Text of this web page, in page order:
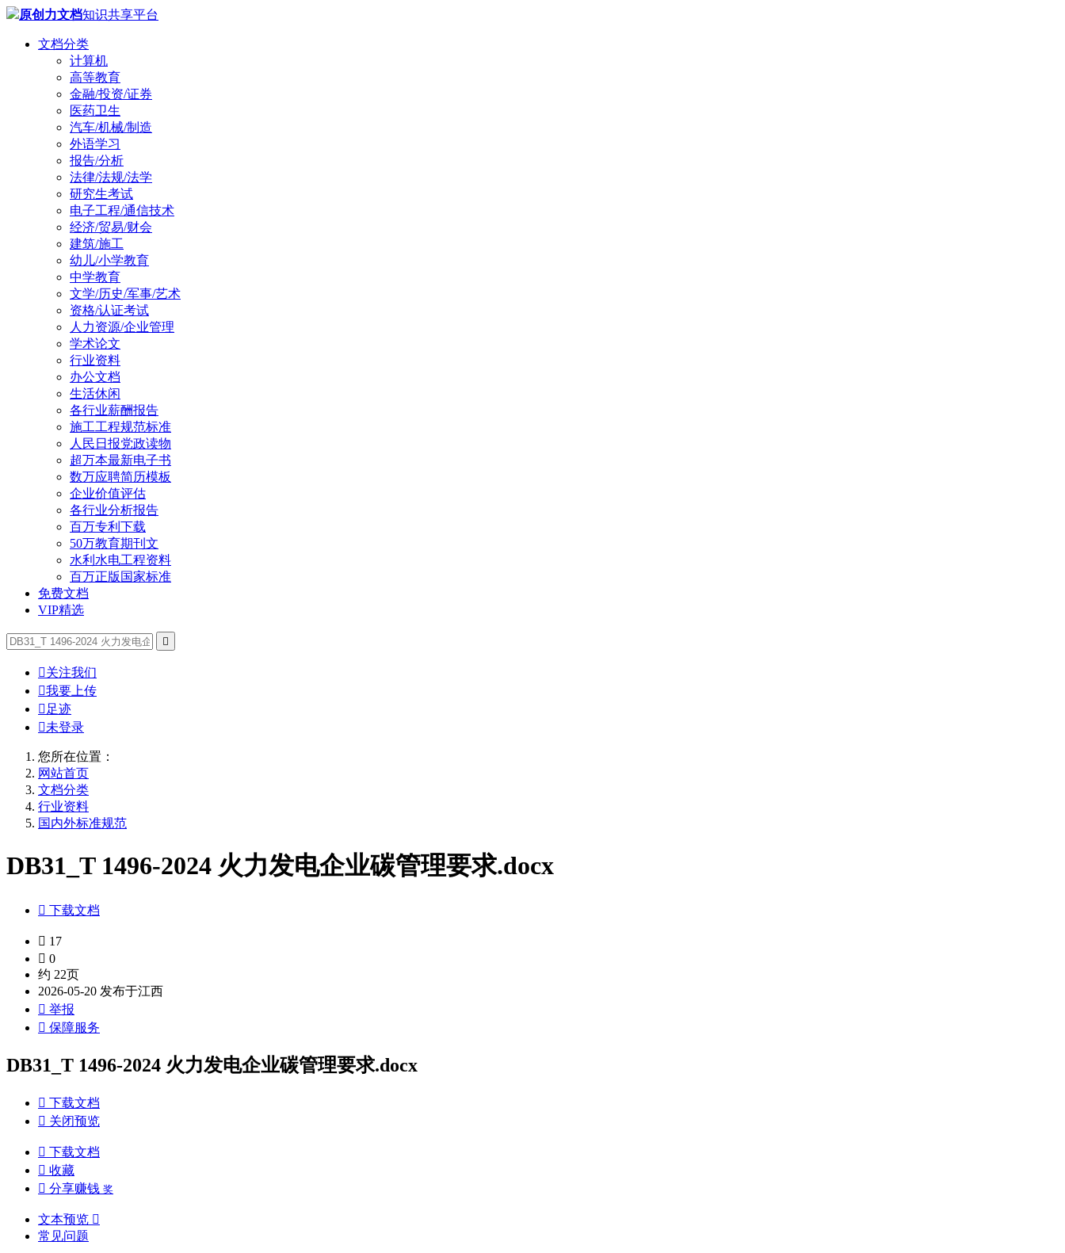
原创力文档知识共享平台
文档分类
计算机
高等教育
金融/投资/证券
医药卫生
汽车/机械/制造
外语学习
报告/分析
法律/法规/法学
研究生考试
电子工程/通信技术
经济/贸易/财会
建筑/施工
幼儿/小学教育
中学教育
文学/历史/军事/艺术
资格/认证考试
人力资源/企业管理
学术论文
行业资料
办公文档
生活休闲
各行业薪酬报告
施工工程规范标准
人民日报党政读物
超万本最新电子书
数万应聘简历模板
企业价值评估
各行业分析报告
百万专利下载
50万教育期刊文
水利水电工程资料
百万正版国家标准
免费文档
VIP精选

关注我们
我要上传
 足迹
未登录
您所在位置：
网站首页
文档分类
行业资料
国内外标准规范
DB31_T 1496-2024 火力发电企业碳管理要求.docx
 下载文档
 17
 0
约 22页
2026-05-20 发布于江西
 举报
 保障服务
DB31_T 1496-2024 火力发电企业碳管理要求.docx
 下载文档
 关闭预览
 下载文档
 收藏
 分享赚钱 奖
文本预览 
常见问题